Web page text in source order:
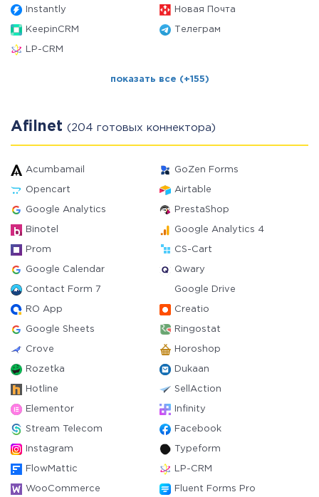
Instantly Новая Почта
KeepinCRM Телеграм
LP-CRM
показать все (+155)
Afilnet (204 готовых коннектора)
Acumbamail GoZen Forms
Opencart Airtable
Google Analytics PrestaShop
Binotel Google Analytics 4
Prom CS-Cart
Google Calendar Qwary
Contact Form 7 Google Drive
RO App Creatio
Google Sheets Ringostat
Crove Horoshop
Rozetka Dukaan
Hotline SellAction
Elementor Infinity
Stream Telecom Facebook
Instagram Typeform
FlowMattic LP-CRM
WooCommerce Fluent Forms Pro